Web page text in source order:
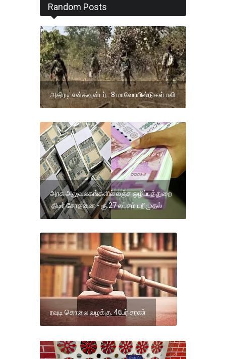
Random Posts
அதிரடி என்கவுன்டர்.. 8 மாவோயிஸ்டுகள் பலி
அரசு அலுவலகங்களில் லஞ்ச ஒழிப்புத்துறை
திடீர் சோதனை - ரூ.27 லட்சம் பறிமுதல்
ரவுடி கொலை வழக்கு: 4பேர் சரண்